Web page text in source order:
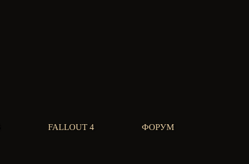
FALLOUT 4 ФОРУМ